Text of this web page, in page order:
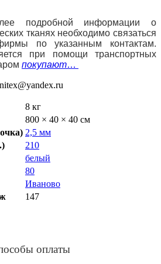
подробной информации о
тканях необходимо связаться
по указанным контактам.
при помощи транспортных
покупают…
8 кг
800 × 40 × 40 см
2,5 мм
210
белый
80
Иваново
147
оплаты